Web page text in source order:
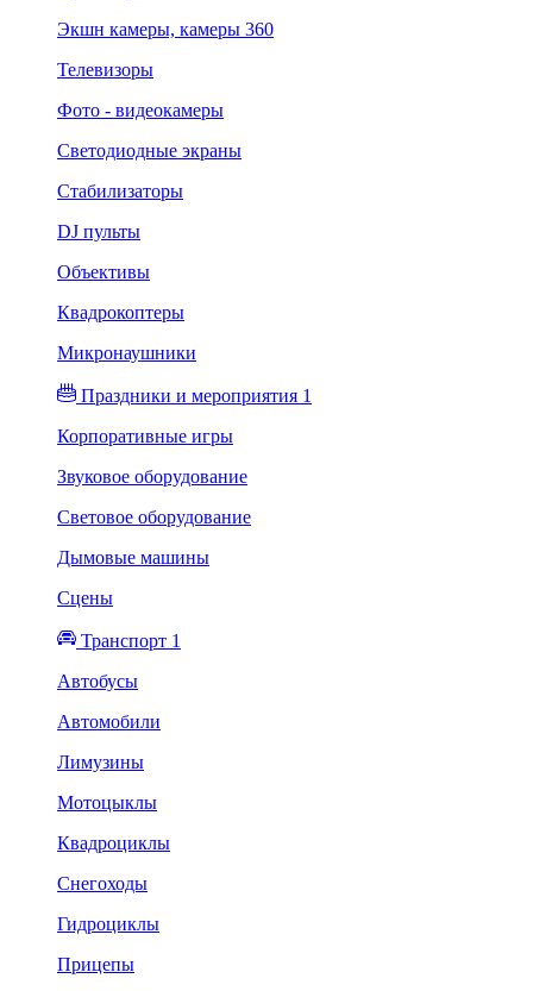
Экшн камеры, камеры 360
Телевизоры
Фото - видеокамеры
Светодиодные экраны
Стабилизаторы
DJ пульты
Объективы
Квадрокоптеры
Микронаушники
Праздники и мероприятия 1
Корпоративные игры
Звуковое оборудование
Световое оборудование
Дымовые машины
Сцены
Транспорт 1
Автобусы
Автомобили
Лимузины
Мотоцыклы
Квадроциклы
Снегоходы
Гидроциклы
Прицепы